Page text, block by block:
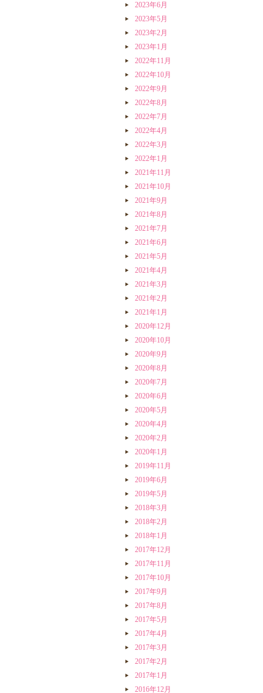
2023年6月
2023年5月
2023年2月
2023年1月
2022年11月
2022年10月
2022年9月
2022年8月
2022年7月
2022年4月
2022年3月
2022年1月
2021年11月
2021年10月
2021年9月
2021年8月
2021年7月
2021年6月
2021年5月
2021年4月
2021年3月
2021年2月
2021年1月
2020年12月
2020年10月
2020年9月
2020年8月
2020年7月
2020年6月
2020年5月
2020年4月
2020年2月
2020年1月
2019年11月
2019年6月
2019年5月
2018年3月
2018年2月
2018年1月
2017年12月
2017年11月
2017年10月
2017年9月
2017年8月
2017年5月
2017年4月
2017年3月
2017年2月
2017年1月
2016年12月